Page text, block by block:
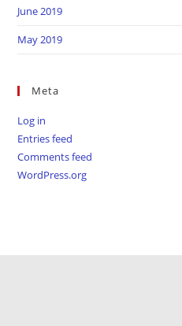
June 2019
May 2019
Meta
Log in
Entries feed
Comments feed
WordPress.org